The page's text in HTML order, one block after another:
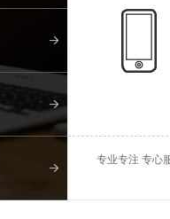
专业专注 专心